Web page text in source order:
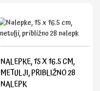
NALEPKE, 15 X 16.5 CM,
METULJI, PRIBLIŽNO 28
NALEPK